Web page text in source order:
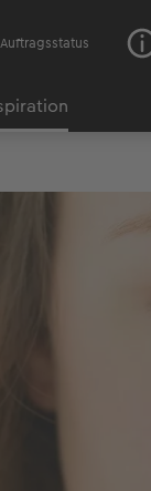
Auftragsstatus